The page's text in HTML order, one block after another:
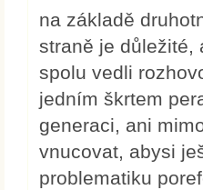
na základě
straně je důležité,
spolu vedli
jedním škrtem
generaci, ani
vnucovat, abysi
problematiku